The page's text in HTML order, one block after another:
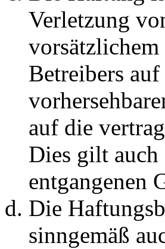
Verletzung
vorsätzlichem
Betreibers
auf die
Dies gilt auch
entgangenen
Die
sinngemäß